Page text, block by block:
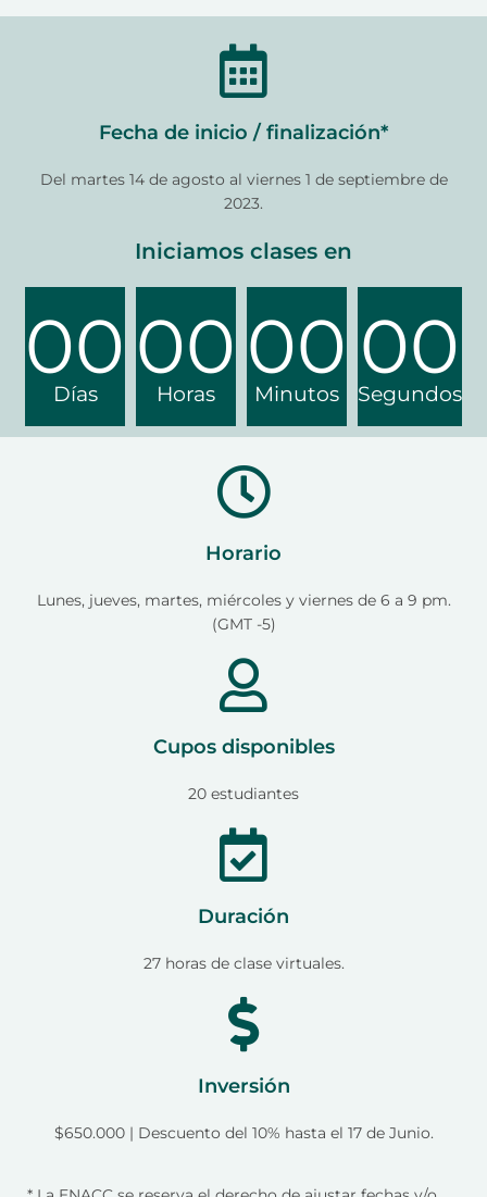
Fecha de inicio / finalización*
Del martes 14 de agosto al viernes 1 de septiembre de
2023.
Iniciamos clases en
00
Días
00
Horas
00
Minutos
00
Segundos
Horario
Lunes, jueves, martes, miércoles y viernes de 6 a 9 pm.
(GMT -5)
Cupos disponibles
20 estudiantes
Duración
27 horas de clase virtuales.
Inversión
$650.000 | Descuento del 10% hasta el 17 de Junio.